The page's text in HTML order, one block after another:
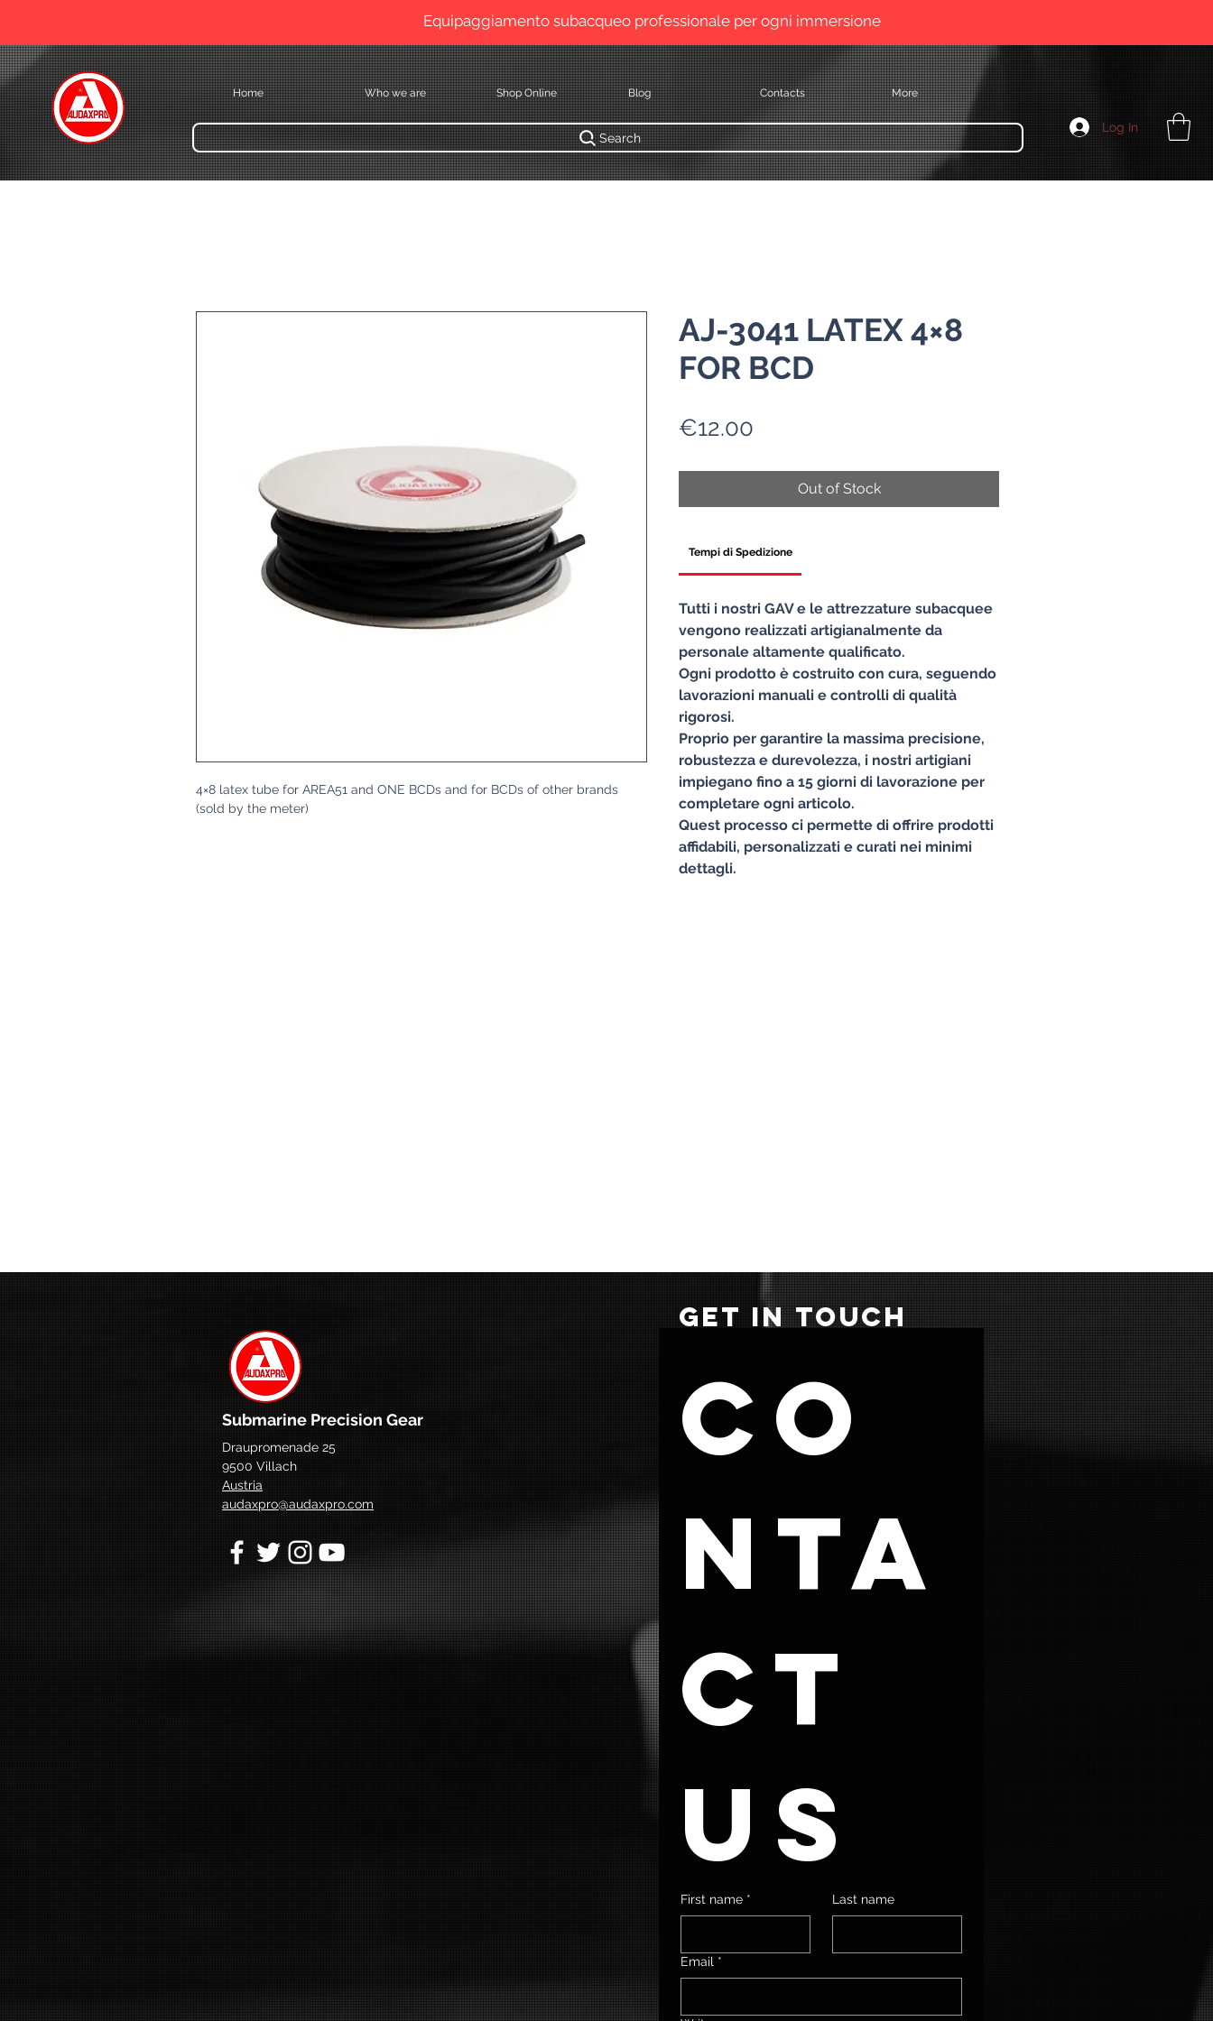
Equipaggiamento subacqueo professionale per ogni immersione
Home Who we are Shop Online Blog Contacts More
Search
Log In
4×8 latex tube for AREA51 and ONE BCDs and for BCDs of other brands
(sold by the meter)
AJ-3041 LATEX 4×8
FOR BCD
€12.00
Out of Stock
Tempi di Spedizione
Tutti i nostri GAV e le attrezzature subacquee
vengono realizzati artigianalmente da
personale altamente qualificato.
Ogni prodotto è costruito con cura, seguendo
lavorazioni manuali e controlli di qualità
rigorosi.
Proprio per garantire la massima precisione,
robustezza e durevolezza, i nostri artigiani
impiegano fino a 15 giorni di lavorazione per
completare ogni articolo.
Quest processo ci permette di offrire prodotti
affidabili, personalizzati e curati nei minimi
dettagli.
Submarine Precision Gear
Draupromenade 25
9500 Villach
Austria
audaxpro@audaxpro.com
GET IN TOUCH
Co
nta
ct
us
First name * Last name
Email *